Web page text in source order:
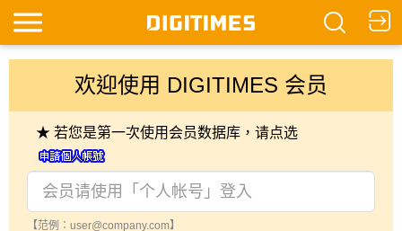
欢迎使用 DIGITIMES 会员
★ 若您是第一次使用会员数据库，请点选
【范例：user@company.com】